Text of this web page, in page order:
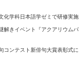
学科日本語学ゼミで研修実施
解きイベント『アクアリウムパ
ンテスト新俳句大賞表彰式に